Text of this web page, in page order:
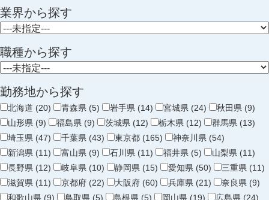
業界から探す
職種から探す
勤務地から探す
北海道 (20) 青森県 (5) 岩手県 (14) 宮城県 (24)
秋田県 (9)
山形県 (9)
福島県 (9) 茨城県 (12) 栃木県 (12)
群馬県 (13)
埼玉県 (47)
千葉県 (43) 東京都 (165)
神奈川県 (54)
新潟県 (11)
富山県 (9) 石川県 (11) 福井県 (5)
山梨県 (11)
長野県 (12)
岐阜県 (10) 静岡県 (15) 愛知県 (50)
三重県 (11)
滋賀県 (11)
京都府 (22) 大阪府 (60) 兵庫県 (21)
奈良県 (9)
和歌山県 (9)
鳥取県 (5) 島根県 (5) 岡山県 (19)
広島県 (24)